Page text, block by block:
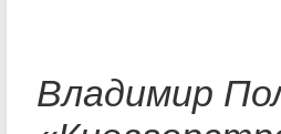
Владимир